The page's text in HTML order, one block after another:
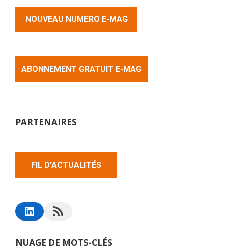
NOUVEAU NUMERO E-MAG
ABONNEMENT GRATUIT E-MAG
PARTENAIRES
FIL D'ACTUALITÉS
NUAGE DE MOTS-CLÉS